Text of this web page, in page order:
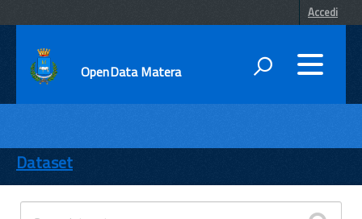
Accedi
OpenData Matera
ENTI
TEMI
INFORMAZIONI
Dataset